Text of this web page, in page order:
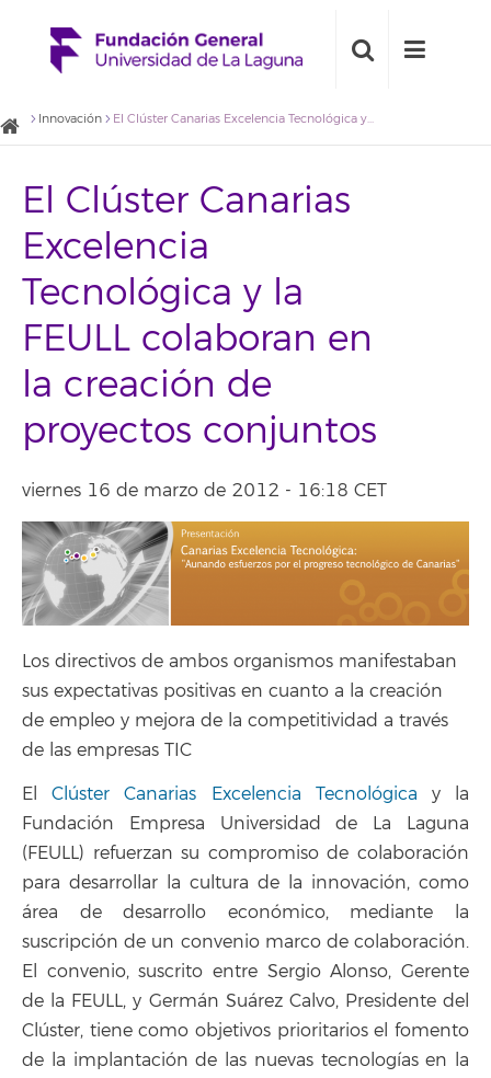
Innovación El Clúster Canarias Excelencia Tecnológica y la FEULL colaboran en la creación de proyectos conjuntos
El Clúster Canarias
Excelencia
Tecnológica y la
FEULL colaboran en
la creación de
proyectos conjuntos
viernes 16 de marzo de 2012 - 16:18 CET
Los directivos de ambos organismos manifestaban
sus expectativas positivas en cuanto a la creación
de empleo y mejora de la competitividad a través
de las empresas TIC
ElClúster Canarias Excelencia Tecnológica y la
Fundación Empresa Universidad de La Laguna
(FEULL) refuerzan su compromiso de colaboración
para desarrollar la cultura de la innovación, como
área de desarrollo económico, mediante la
suscripción de un convenio marco de colaboración.
El convenio, suscrito entre Sergio Alonso, Gerente
de la FEULL, y Germán Suárez Calvo, Presidente del
Clúster, tiene como objetivos prioritarios el fomento
de la implantación de las nuevas tecnologías en la